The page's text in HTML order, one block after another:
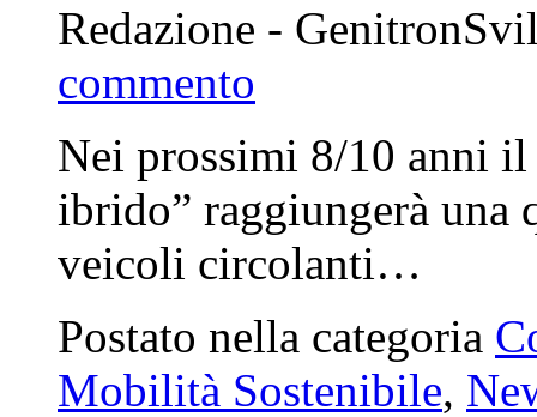
Redazione -
commento
Nei prossimi 8/10 anni
ibrido” raggiungerà una
veicoli circolanti…
Postato nella categoria
Mobilità Sostenibile,